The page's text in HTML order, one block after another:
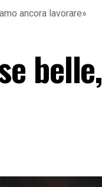
ancora lavorare»